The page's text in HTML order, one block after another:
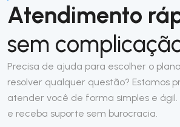
Atendimento
sem
Precisa de ajuda para escolher o
resolver qualquer questão? Estamos
atender você de forma simples e
e receba suporte sem burocracia.